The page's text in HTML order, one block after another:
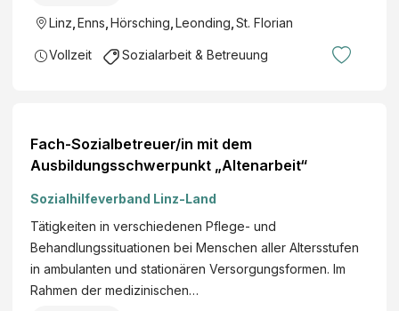
Linz, Enns, Hörsching, Leonding,St. Florian
Vollzeit Sozialarbeit & Betreuung
Fach-Sozialbetreuer/in mit dem
Ausbildungsschwerpunkt „Altenarbeit“
Sozialhilfeverband Linz-Land
Tätigkeiten in verschiedenen Pflege- und
Behandlungssituationen bei Menschen aller Altersstufen
in ambulanten und stationären Versorgungsformen. Im
Rahmen der medizinischen…